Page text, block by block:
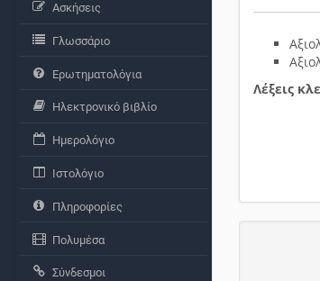
Λέξεις
Ασκήσεις
Γλωσσάριο
Ερωτηματολόγια
Ηλεκτρονικό βιβλίο
Ημερολόγιο
Ιστολόγιο
Πληροφορίες
Πολυμέσα
Σύνδεσμοι